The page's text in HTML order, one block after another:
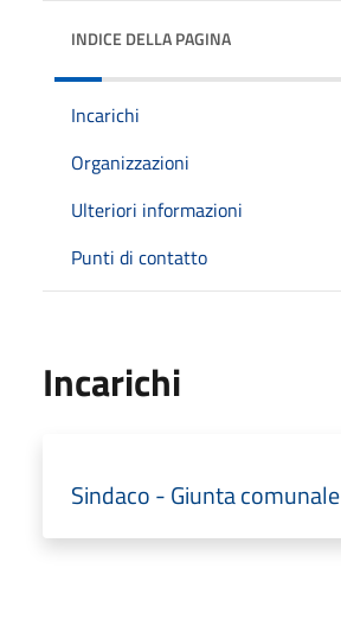
INDICE DELLA PAGINA
Incarichi
Organizzazioni
Ulteriori informazioni
Punti di contatto
Incarichi
Sindaco - Giunta comunale